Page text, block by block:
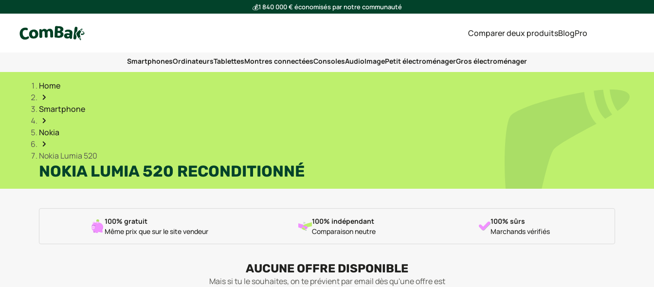
💰1 840 000 € économisés par notre communauté
Comparer deux produitsBlogPro
SmartphonesOrdinateursTablettesMontres connectéesConsolesAudioImagePetit électroménagerGros électroménager
Home
Smartphone
Nokia
Nokia Lumia 520
NOKIA LUMIA 520 RECONDITIONNÉ
100% gratuit
Même prix que sur le site vendeur
100% indépendant
Comparaison neutre
100% sûrs
Marchands vérifiés
AUCUNE OFFRE DISPONIBLE
Mais si tu le souhaites, on te prévient par email dès qu'une offre est